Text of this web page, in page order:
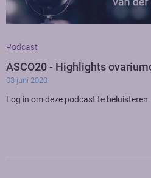
Podcast
ASCO20 - Highlights
03 juni 2020
Log in om deze podcast te beluisteren